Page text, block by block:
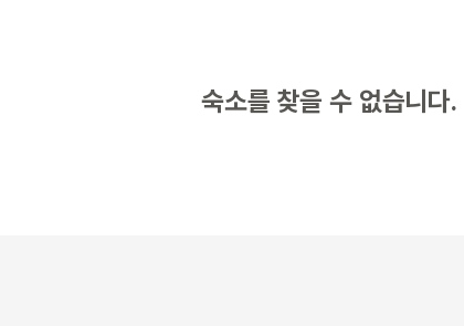
숙소를 찾을 수 없습니다.